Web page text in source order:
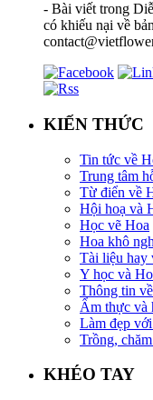
- Bài viết trong
có khiếu nại về
KIẾN THỨC
Tin tức về
Trung tâm
Từ điển về
Hội hoạ và
Học vẽ Hoa
Hoa khô
Tài liệu hay
Y học và
Thông tin
Ẩm thực và
Làm đẹp
Trồng,
KHÉO TAY